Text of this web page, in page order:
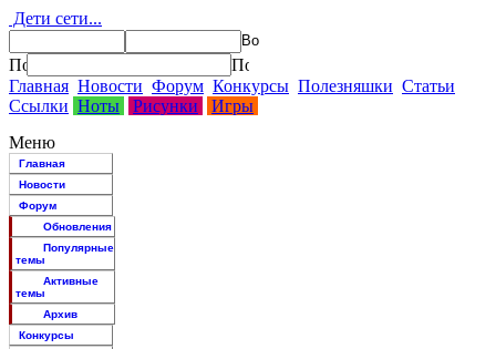
Дети сети...
Главная Новости Форум Конкурсы Полезняшки Статьи
Ссылки Ноты Рисунки
Игры
Меню
Главная
Новости
Форум
Обновления
Популярные
темы
Активные
темы
Архив
Конкурсы